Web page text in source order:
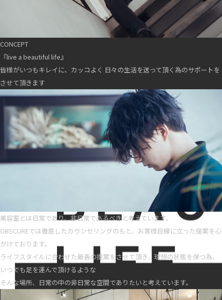
CONCEPT
『live a beautiful life』
皆様がいつもキレイに、カッコよく 日々の生活を送って頂く為のサポートを
させて頂きます
美容室とは日常であり、非日常であるべきと考えています。
OBSCUREでは徹底したカウンセリングのもと、お客様目線に立った提案を心
がけております。
ライフスタイルに合わせた最善の提案をさせて頂き、理想の状態を保つ為、
いつでも足を運んで頂けるような
そんな場所、日常の中の非日常な空間でありたいと考えています。